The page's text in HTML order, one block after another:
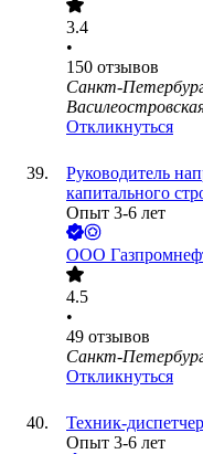
3.4
•
150 отзывов
Санкт-
Откликнуться
Руководитель
капитального
Опыт 3-6 лет
ООО
4.5
•
49 отзывов
Санкт-
Откликнуться
Техник-
Опыт 3-6 лет